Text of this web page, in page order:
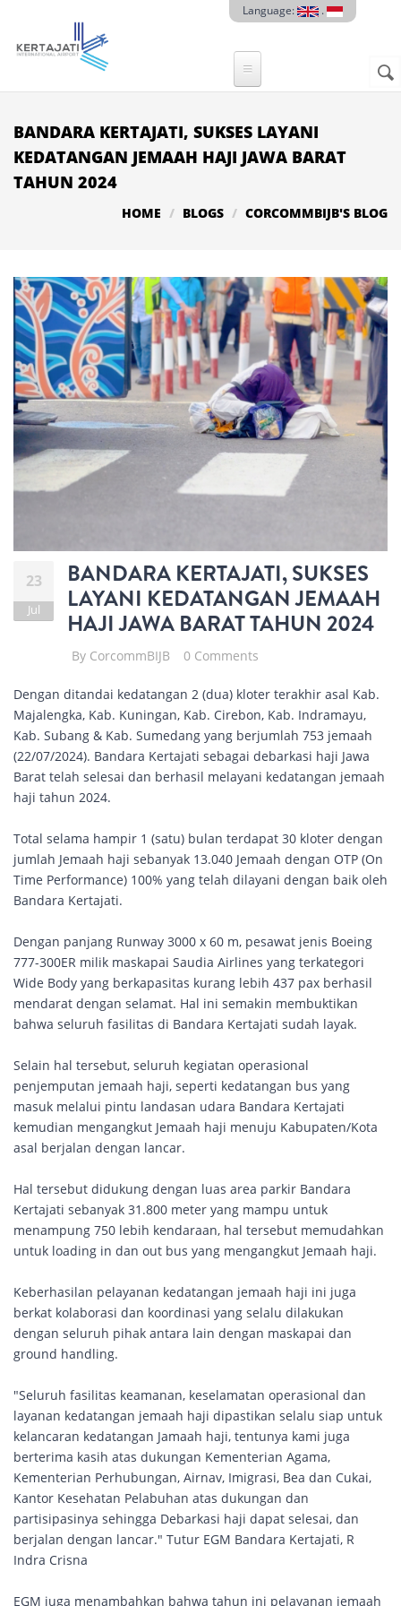
Language: .
BANDARA KERTAJATI, SUKSES LAYANI
KEDATANGAN JEMAAH HAJI JAWA BARAT
TAHUN 2024
HOME BLOGS CORCOMMBIJB'S BLOG
23
Jul
BANDARA KERTAJATI, SUKSES
LAYANI KEDATANGAN JEMAAH
HAJI JAWA BARAT TAHUN 2024
By CorcommBIJB 0 Comments
Dengan ditandai kedatangan 2 (dua) kloter terakhir asal Kab.
Majalengka, Kab. Kuningan, Kab. Cirebon, Kab. Indramayu,
Kab. Subang & Kab. Sumedang yang berjumlah 753 jemaah
(22/07/2024). Bandara Kertajati sebagai debarkasi haji Jawa
Barat telah selesai dan berhasil melayani kedatangan jemaah
haji tahun 2024.
Total selama hampir 1 (satu) bulan terdapat 30 kloter dengan
jumlah Jemaah haji sebanyak 13.040 Jemaah dengan OTP (On
Time Performance) 100% yang telah dilayani dengan baik oleh
Bandara Kertajati.
Dengan panjang Runway 3000 x 60 m, pesawat jenis Boeing
777-300ER milik maskapai Saudia Airlines yang terkategori
Wide Body yang berkapasitas kurang lebih 437 pax berhasil
mendarat dengan selamat. Hal ini semakin membuktikan
bahwa seluruh fasilitas di Bandara Kertajati sudah layak.
Selain hal tersebut, seluruh kegiatan operasional
penjemputan jemaah haji, seperti kedatangan bus yang
masuk melalui pintu landasan udara Bandara Kertajati
kemudian mengangkut Jemaah haji menuju Kabupaten/Kota
asal berjalan dengan lancar.
Hal tersebut didukung dengan luas area parkir Bandara
Kertajati sebanyak 31.800 meter yang mampu untuk
menampung 750 lebih kendaraan, hal tersebut memudahkan
untuk loading in dan out bus yang mengangkut Jemaah haji.
Keberhasilan pelayanan kedatangan jemaah haji ini juga
berkat kolaborasi dan koordinasi yang selalu dilakukan
dengan seluruh pihak antara lain dengan maskapai dan
ground handling.
"Seluruh fasilitas keamanan, keselamatan operasional dan
layanan kedatangan jemaah haji dipastikan selalu siap untuk
kelancaran kedatangan Jamaah haji, tentunya kami juga
berterima kasih atas dukungan Kementerian Agama,
Kementerian Perhubungan, Airnav, Imigrasi, Bea dan Cukai,
Kantor Kesehatan Pelabuhan atas dukungan dan
partisipasinya sehingga Debarkasi haji dapat selesai, dan
berjalan dengan lancar." Tutur EGM Bandara Kertajati, R
Indra Crisna
EGM juga menambahkan bahwa tahun ini pelayanan jemaah